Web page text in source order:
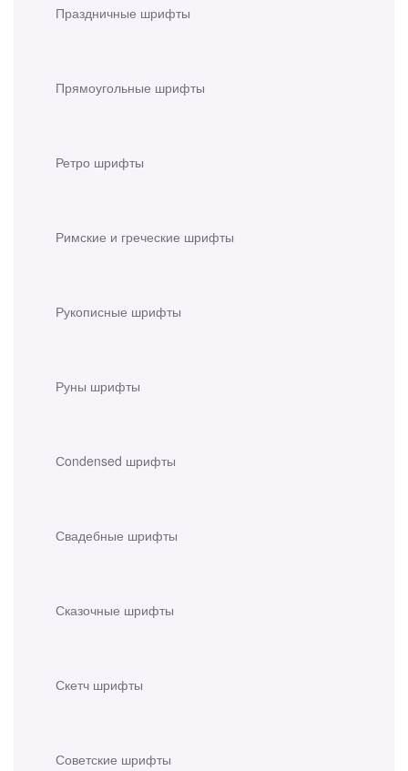
Праздничные шрифты
Прямоугольные шрифты
Ретро шрифты
Римские и греческие шрифты
Рукописные шрифты
Руны шрифты
Сondensed шрифты
Свадебные шрифты
Сказочные шрифты
Скетч шрифты
Советские шрифты